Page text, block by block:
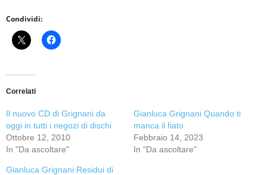
Condividi:
Correlati
Il nuovo CD di Grignani da
oggi in tutti i negozi di dischi
Ottobre 12, 2010
In "Da ascoltare"
Gianluca Grignani Quando ti
manca il fiato
Febbraio 14, 2023
In "Da ascoltare"
Gianluca Grignani Residui di